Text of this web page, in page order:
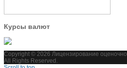
Курсы валют
Copyright © 2026 Лицензирование
All Rights Reserved.